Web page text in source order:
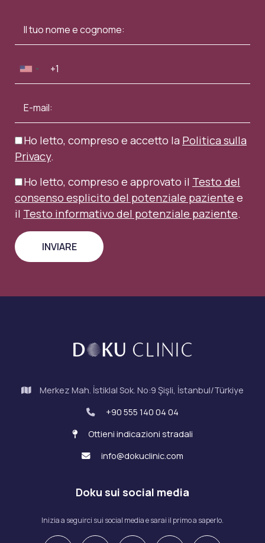
Elle – June 2022
Hello – May & June 2022
Elle – May 2022
Ho letto, compreso e accetto la Politica sulla
Privacy.
Ho letto, compreso e approvato il Testo del
consenso esplicito del potenziale paziente e
il Testo informativo del potenziale paziente.
Merkez Mah. İstiklal Sok. No:9 Şişli, İstanbul/Türkiye
+90 555 140 04 04
Ottieni indicazioni stradali
info@dokuclinic.com
Doku sui social media
Inizia a seguirci sui social media e sarai il primo a saperlo.